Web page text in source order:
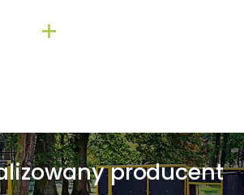
producent